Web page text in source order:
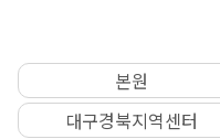
본원
대구경북지역센터